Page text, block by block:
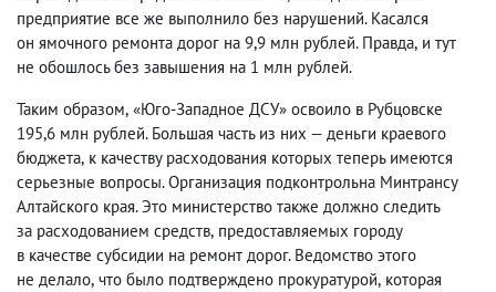
предприятие все же выполнило без нарушений. Касался
он ямочного ремонта дорог на 9,9 млн рублей. Правда, и тут
не обошлось без завышения на 1 млн рублей.
Таким образом, «Юго-Западное ДСУ» освоило в Рубцовске
195,6 млн рублей. Большая часть из них — деньги краевого
бюджета, к качеству расходования которых теперь имеются
серьезные вопросы. Организация подконтрольна Минтрансу
Алтайского края. Это министерство также должно следить
за расходованием средств, предоставляемых городу
в качестве субсидии на ремонт дорог. Ведомство этого
не делало, что было подтверждено прокуратурой, которая